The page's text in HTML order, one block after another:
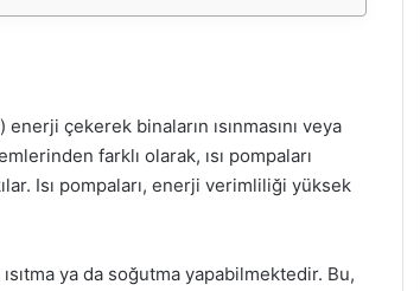
çekerek binaların ısınmasını veya
farklı olarak, ısı pompaları
Isı pompaları, enerji verimliliği yüksek
ya da soğutma yapabilmektedir. Bu,